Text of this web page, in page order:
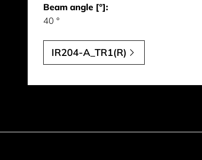
Beam angle [°]:
40 °
IR204-A_TR1(R)